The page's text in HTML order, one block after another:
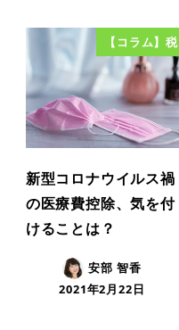
【コラム】税
新型コロナウイルス禍
の医療費控除、気を付
けることは？
安部 智香
2021年2月22日